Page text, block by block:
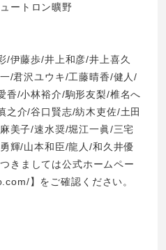
ートロン曠野
/伊藤歩/井上和彦/井上喜久
/君沢ユウキ/工藤晴香/健人/
香/小林裕介/駒形友梨/椎名へ
之介/谷口賢志/紡木吏佐/土田
美子/速水奨/堀江一眞/三宅
輝/山本和臣/龍人/和久井優
きましては公式ホームペー
】をご確認ください。